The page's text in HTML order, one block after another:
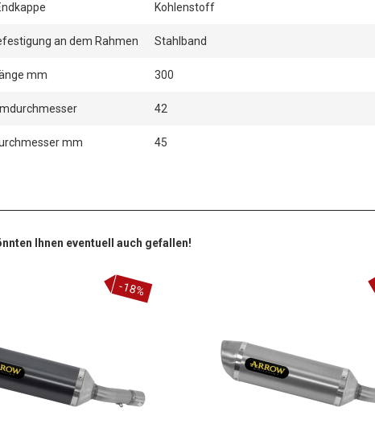
Kohlenstoff
an dem Rahmen Stahlband
mm 300
42
mm 45
Ihnen eventuell auch gefallen!
-18%